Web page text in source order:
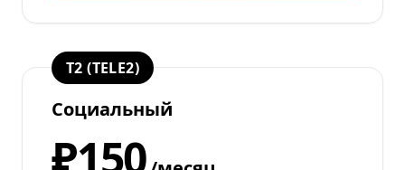
T2 (TELE2)
Социальный
₽150